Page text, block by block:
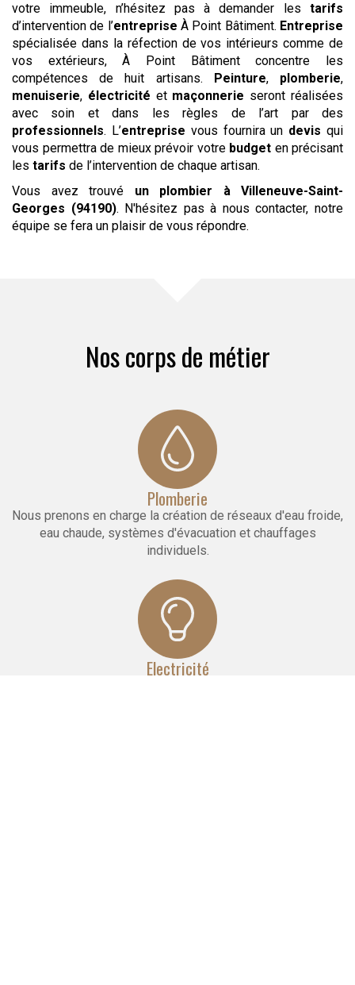
votre immeuble, n’hésitez pas à demander les tarifs
d’intervention de l’entreprise À Point Bâtiment. Entreprise
spécialisée dans la réfection de vos intérieurs comme de
vos extérieurs, À Point Bâtiment concentre les
compétences de huit artisans.
Peinture, plomberie,
menuiserie, électricité et maçonnerie seront réalisées
avec soin et dans les règles de l’art par des
professionnels. L’entreprise vous fournira un devis qui
vous permettra de mieux prévoir votre budget en précisant
les tarifs de l’intervention de chaque artisan.
Vous avez trouvé un plombier
à Villeneuve-Saint-
Georges (94190). N'hésitez pas à nous contacter, notre
équipe se fera un plaisir de vous répondre.
Nos corps de métier
Plomberie
Nous prenons en charge la création de réseaux d'eau froide,
eau chaude, systèmes d'évacuation et chauffages
individuels.
Electricité